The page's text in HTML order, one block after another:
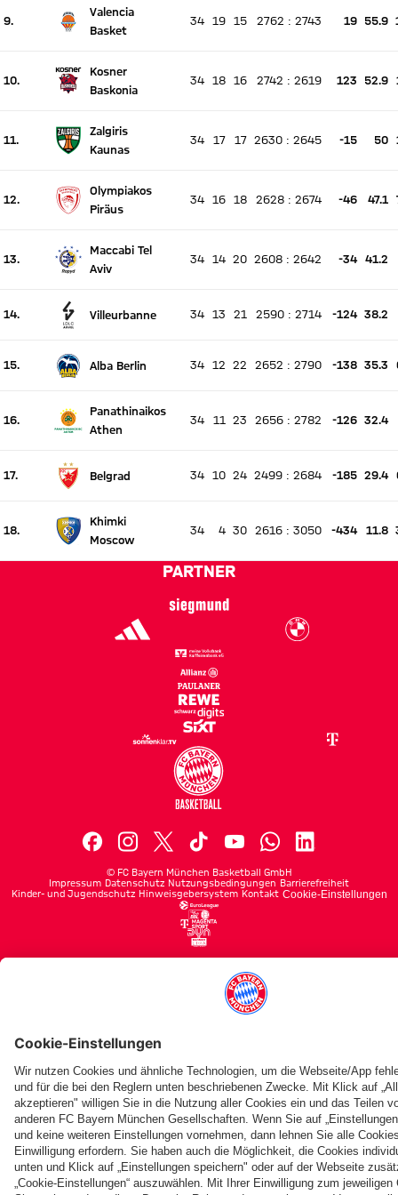
9.
Aktuell Platz 9, letzte Woche Platz unverändert
Valencia
Basket
34 19 15 2762 : 2743 19 55.9
10.
Aktuell Platz 10, letzte Woche Platz unverändert
Kosner
Baskonia
34 18 16 2742 : 2619 123 52.9
11.
Aktuell Platz 11, letzte Woche Platz unverändert
Zalgiris
Kaunas
34 17 17 2630 : 2645 -15 50
12.
Aktuell Platz 12, letzte Woche Platz unverändert
Olympiakos
Piräus
34 16 18 2628 : 2674 -46 47.1
13.
Aktuell Platz 13, letzte Woche Platz unverändert
Maccabi Tel
Aviv
34 14 20 2608 : 2642 -34 41.2
14.
Aktuell Platz 14, letzte Woche Platz unverändert
Villeurbanne 34 13 21 2590 : 2714 -124 38.2
15.
Alba Berlin 34 12 22 2652 : 2790 -138 35.3
16.
Aktuell Platz 16, letzte Woche Platz unverändert
Panathinaikos
Athen
34 11 23 2656 : 2782 -126 32.4
17.
Aktuell Platz 17, letzte Woche Platz unverändert
Belgrad 34 10 24 2499 : 2684 -185 29.4
18.
Aktuell Platz 18, letzte Woche Platz unverändert
Khimki
Moscow
34 4 30 2616 : 3050 -434 11.8
PARTNER
© FC Bayern München Basketball GmbH
Impressum Datenschutz Nutzungsbedingungen Barrierefreiheit
Kinder- und Jugendschutz Hinweisgebersystem Kontakt Cookie-Einstellungen